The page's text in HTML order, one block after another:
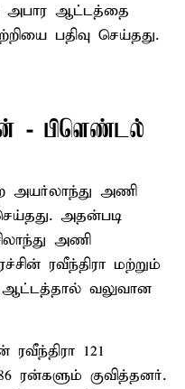
அபார ஆட்டத்தை
பதிவு செய்தது.
- பிளெண்டல்
அயர்லாந்து அணி
அதன்படி
அணி
ரவீந்திரா மற்றும்
ஆட்டத்தால் வலுவான
ரவீந்திரா 121
ரன்களும் குவித்தனர்.